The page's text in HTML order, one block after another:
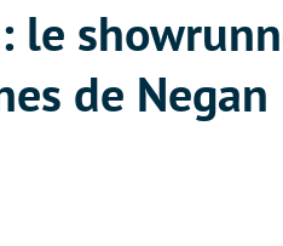
de Negan